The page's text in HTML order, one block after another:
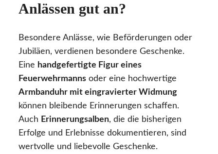
Anlässen gut an?
Besondere Anlässe, wie Beförderungen oder
Jubiläen, verdienen besondere Geschenke.
Eine handgefertigte Figur eines
Feuerwehrmanns oder eine hochwertige
Armbanduhr mit eingravierter Widmung
können bleibende Erinnerungen schaffen.
Auch Erinnerungsalben, die die bisherigen
Erfolge und Erlebnisse dokumentieren, sind
wertvolle und liebevolle Geschenke.